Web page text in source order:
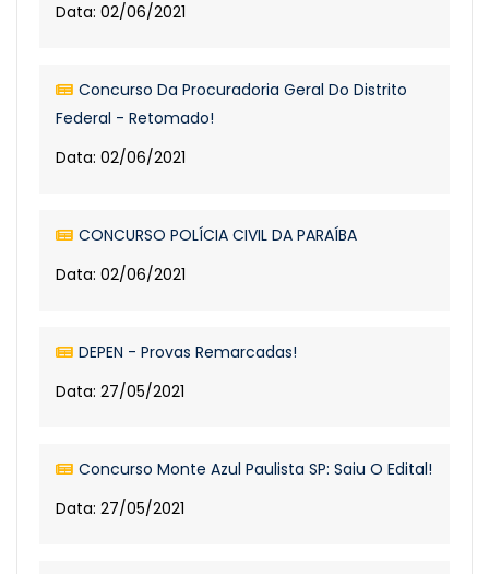
Data: 02/06/2021
Concurso Da Procuradoria Geral Do Distrito
Federal - Retomado!
Data: 02/06/2021
CONCURSO POLÍCIA CIVIL DA PARAÍBA
Data: 02/06/2021
DEPEN - Provas Remarcadas!
Data: 27/05/2021
Concurso Monte Azul Paulista SP: Saiu O Edital!
Data: 27/05/2021